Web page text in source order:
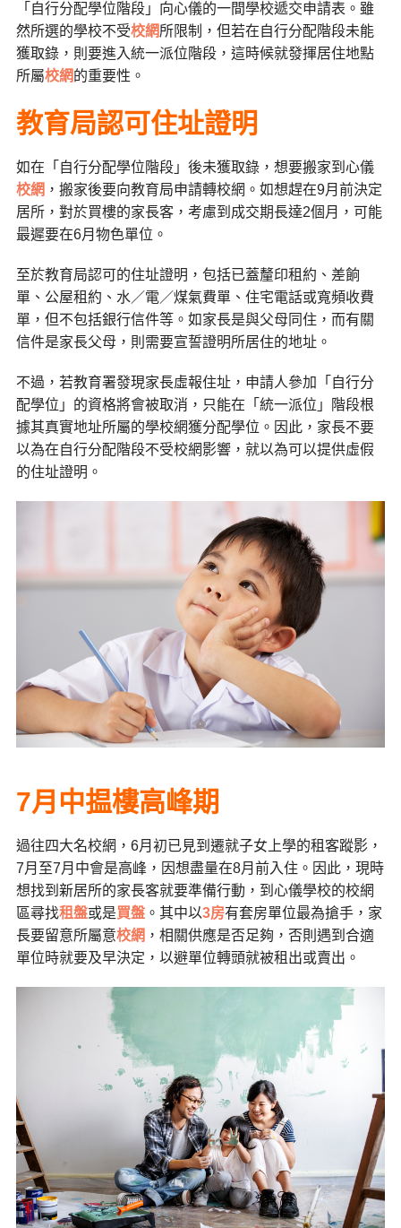
「自行分配學位階段」向心儀的一間學校遞交申請表。雖
然所選的學校不受校網所限制，但若在自行分配階段未能
獲取錄，則要進入統一派位階段，這時候就發揮居住地點
所屬校網的重要性。
教育局認可住址證明
如在「自行分配學位階段」後未獲取錄，想要搬家到心儀
校網 ，搬家後要向教育局申請轉校網。如想趕在9月前決定
居所，對於買樓的家長客，考慮到成交期長達2個月，可能
最遲要在6月物色單位。
至於教育局認可的住址證明，包括已蓋釐印租約、差餉
單、公屋租約、水／電／煤氣費單、住宅電話或寬頻收費
單，但不包括銀行信件等。如家長是與父母同住，而有關
信件是家長父母，則需要宣誓證明所居住的地址。
不過，若教育署發現家長虛報住址，申請人參加「自行分
配學位」的資格將會被取消，只能在「統一派位」階段根
據其真實地址所屬的學校網獲分配學位。因此，家長不要
以為在自行分配階段不受校網影響，就以為可以提供虛假
的住址證明。
7月中揾樓高峰期
過往四大名校網，6月初已見到遷就子女上學的租客蹤影，
7月至7月中會是高峰，因想盡量在8月前入住。因此，現時
想找到新居所的家長客就要準備行動，到心儀學校的校網
區尋找租盤或是買盤。其中以3房有套房單位最為搶手，家
長要留意所屬意校網 ，相關供應是否足夠，否則遇到合適
單位時就要及早決定，以避單位轉頭就被租出或賣出。